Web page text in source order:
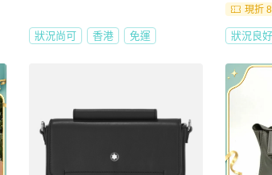
狀況尚可 香港 免運
現折
狀況良好